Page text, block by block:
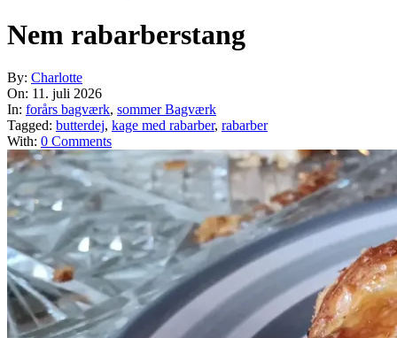
Nem rabarberstang
By: Charlotte
On: 11. juli 2026
In: forårs bagværk, sommer Bagværk
Tagged: butterdej, kage med rabarber, rabarber
With: 0 Comments